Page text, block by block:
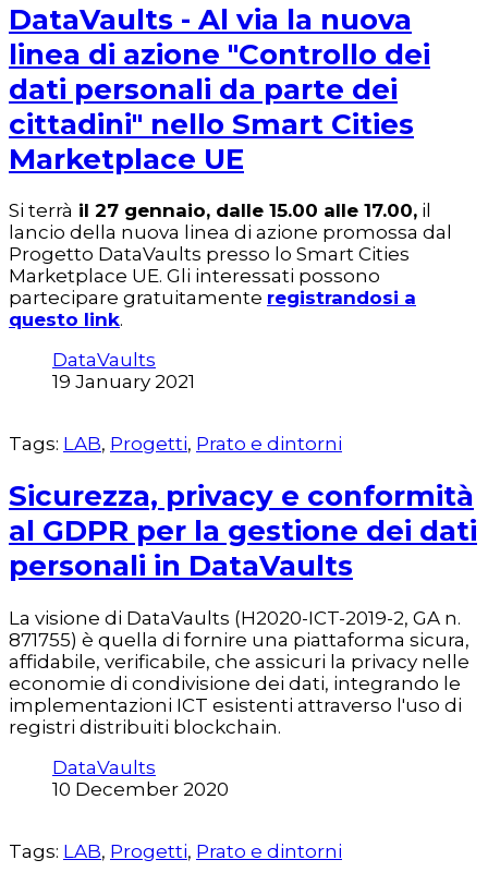
DataVaults - Al via la nuova
linea di azione "Controllo dei
dati personali da parte dei
cittadini" nello Smart Cities
Marketplace UE
Si terrà il 27 gennaio, dalle 15.00 alle 17.00, il
lancio della nuova linea di azione promossa dal
Progetto DataVaults presso lo Smart Cities
Marketplace UE. Gli interessati possono
partecipare gratuitamente registrandosi a
questo link.
DataVaults
19 January 2021
Tags: LAB, Progetti, Prato e dintorni
Sicurezza, privacy e conformità
al GDPR per la gestione dei dati
personali in DataVaults
La visione di DataVaults (H2020-ICT-2019-2, GA n.
871755) è quella di fornire una piattaforma sicura,
affidabile, verificabile, che assicuri la privacy nelle
economie di condivisione dei dati, integrando le
implementazioni ICT esistenti attraverso l'uso di
registri distribuiti blockchain.
DataVaults
10 December 2020
Tags: LAB, Progetti, Prato e dintorni